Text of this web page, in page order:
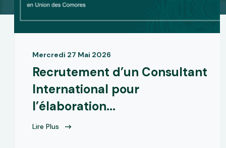
Mercredi 27 Mai 2026
Recrutement d’un Consultant
International pour
l’élaboration...
Lire Plus